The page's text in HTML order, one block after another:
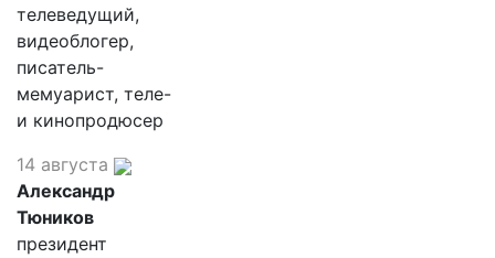
телеведущий,
видеоблогер,
писатель-
мемуарист, теле-
и кинопродюсер
14 августа
Александр
Тюников
президент